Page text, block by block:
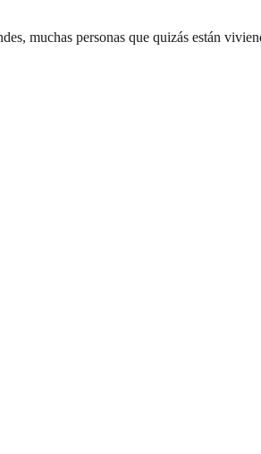
muchas personas que quizás están